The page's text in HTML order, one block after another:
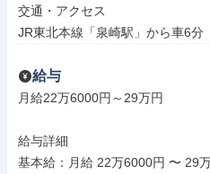
交通・アクセス
JR東北本線「泉崎駅」から車6分
給与
月給22万6000円～29万円
給与詳細
基本給：月給 22万6000円 〜 29